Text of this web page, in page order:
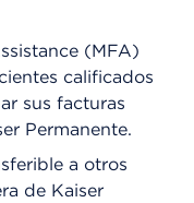
(MFA)
calificados
sus facturas
Permanente.
a otros
de Kaiser